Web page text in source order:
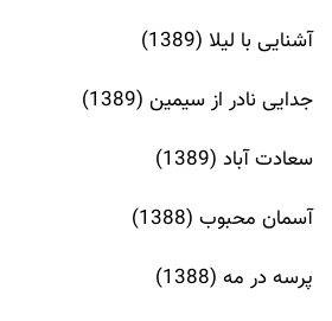
آشنایی با لیلا (1389)
جدایی نادر از سیمین (1389)
سعادت آباد (1389)
آسمان محبوب (1388)
پرسه در مه (1388)